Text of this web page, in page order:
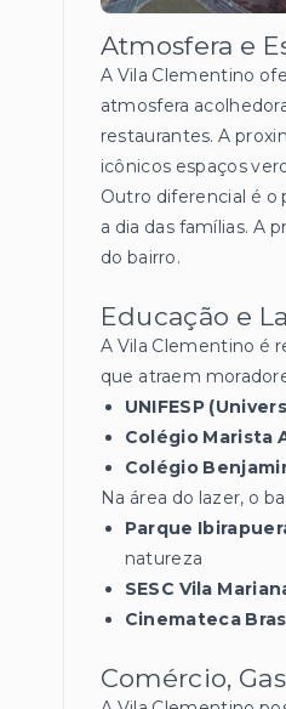
Atmosfera e
A Vila Clementino
atmosfera
restaurantes. A
icônicos espaços
Outro diferencial é o
a dia das famílias. A
do bairro.
Educação e
A Vila Clementino é
que atraem
UNIFESP
Colégio Marista
Colégio
Na área do lazer, o
Parque
natureza
SESC Vila
Cinemateca
Comércio,